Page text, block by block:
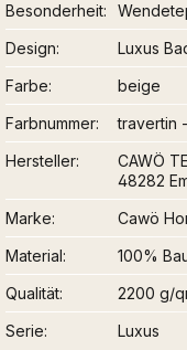
Besonderheit
Design
Luxus
Farbe
beige
Farbnummer
travertin
Hersteller
CAWÖ
48282
Marke
Cawö
Material
100%
Qualität
2200 g/
Serie
Luxus